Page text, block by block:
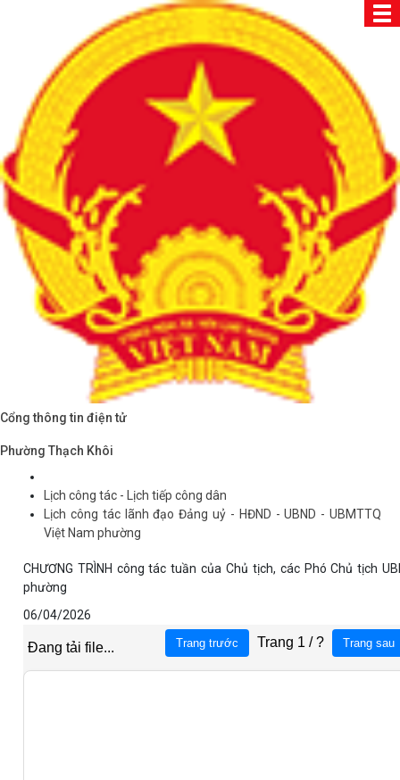
Cổng thông tin điện tử
Phường Thạch Khôi
Lịch công tác - Lịch tiếp công dân
Lịch công tác lãnh đạo Đảng uỷ - HĐND - UBND - UBMTTQ
Việt Nam phường
CHƯƠNG TRÌNH công tác tuần của Chủ tịch, các Phó Chủ tịch
phường
06/04/2026